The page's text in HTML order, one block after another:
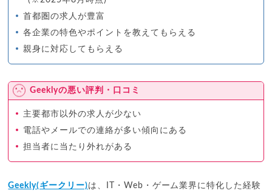
首都圏の求人が豊富
各企業の特色やポイントを教えてもらえる
親身に対応してもらえる
Geeklyの悪い評判・口コミ
主要都市以外の求人が少ない
電話やメールでの連絡が多い傾向にある
担当者に当たり外れがある
Geekly(ギークリー)は、IT・Web・ゲーム業界に特化した経験